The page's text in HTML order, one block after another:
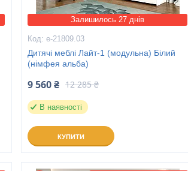
Залишилось 27 днів
е-21809.03
Дитячі меблі Лайт-1 (модульна) Білий
(німфея альба)
9 560 ₴ 12 285 ₴
В наявності
КУПИТИ